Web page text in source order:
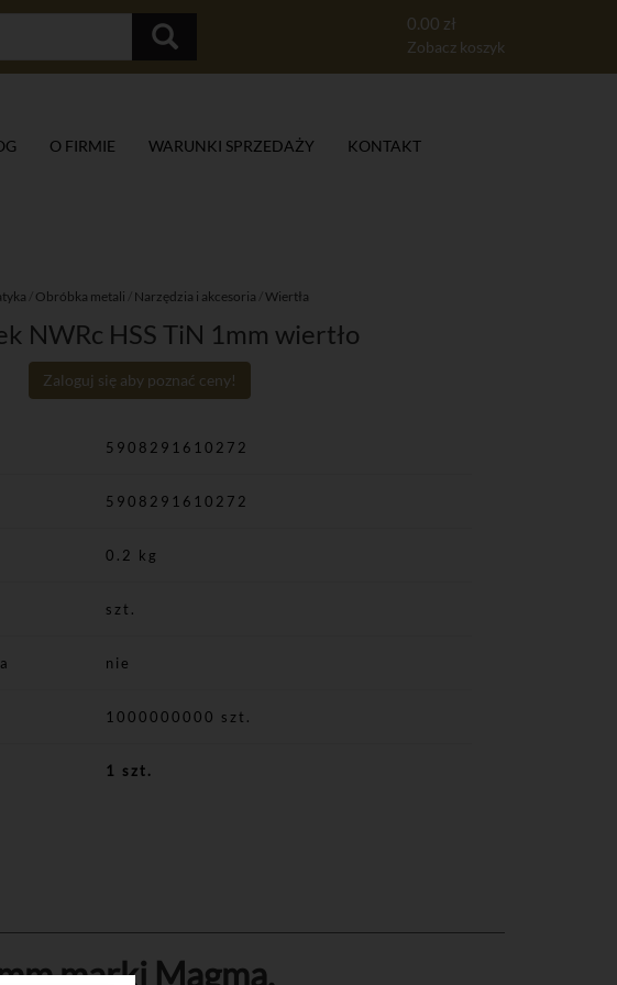
0.00 zł
Zobacz koszyk
O FIRMIE WARUNKI SPRZEDAŻY KONTAKT
Obróbka metali Narzędzia i akcesoria Wiertła
NWRc HSS TiN 1mm wiertło
Zaloguj się aby poznać ceny!
5908291610272
5908291610272
0.2 kg
szt.
nie
1000000000 szt.
1 szt.
marki Magma.